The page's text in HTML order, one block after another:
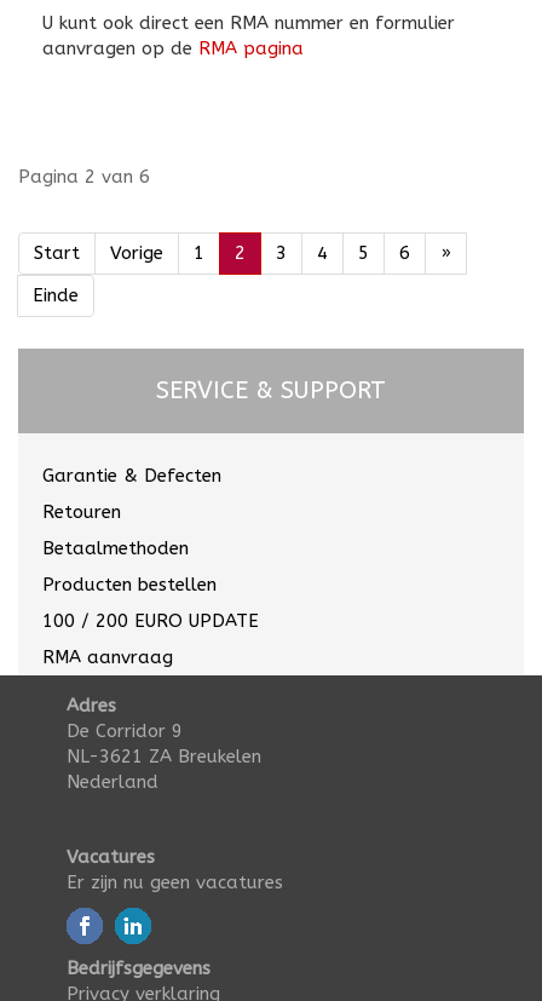
U kunt ook direct een RMA nummer en formulier
aanvragen op de RMA pagina
Pagina 2 van 6
Start Vorige 1 2 3 4 5 6
»
Einde
SERVICE & SUPPORT
Garantie & Defecten
Retouren
Betaalmethoden
Producten bestellen
100 / 200 EURO UPDATE
RMA aanvraag
Adres
De Corridor 9
NL-3621 ZA Breukelen
Nederland
Vacatures
Er zijn nu geen vacatures
Bedrijfsgegevens
Privacy verklaring